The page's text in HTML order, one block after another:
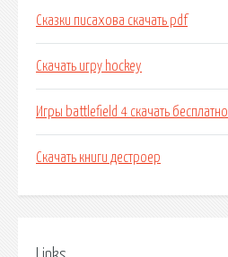
Сказки писахова скачать pdf
Скачать игру hockey
Игры battlefield 4 скачать бесплатно
Скачать книги дестроер